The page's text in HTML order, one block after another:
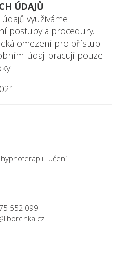
ÚDAJŮ
využíváme
postupy a procedury.
omezení pro přístup
údaji pracují pouze
hypnoterapii i učení
552 099